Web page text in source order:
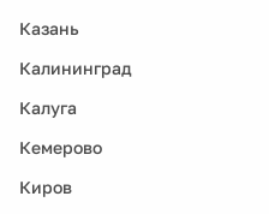
Казань
Калининград
Калуга
Кемерово
Киров